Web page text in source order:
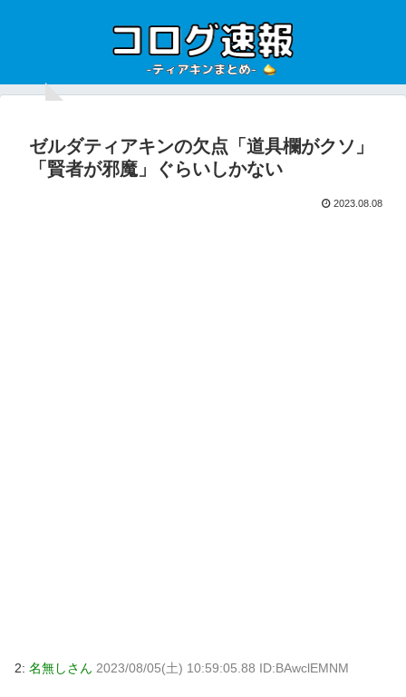
ゼルダティアキンの欠点「道具欄がクソ」
「賢者が邪魔」ぐらいしかない
2023.08.08
2: 名無しさん 2023/08/05(土) 10:59:05.88 ID:BAwclEMNM